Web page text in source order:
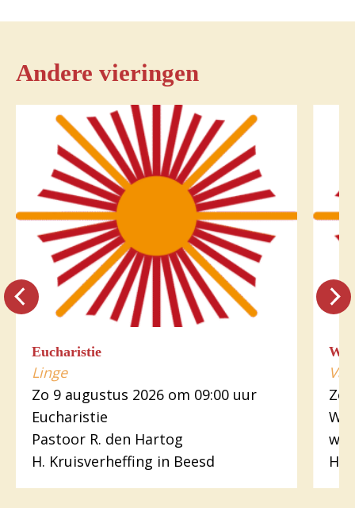
Andere vieringen
Eucharistie
Linge
Zo 9 augustus 2026 om 09:00 uur
Eucharistie
Pastoor R. den Hartog
H. Kruisverheffing in Beesd
Zo